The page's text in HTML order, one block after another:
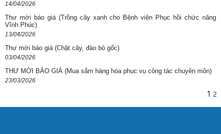
14/04/2026
Thư mời báo giá (Trồng cây xanh cho Bệnh viện Phục hồi chức năng
Vĩnh Phúc)
13/04/2026
Thư mời báo giá (Chặt cây, đào bỏ gốc)
03/04/2026
THƯ MỜI BÁO GIÁ (Mua sắm hàng hóa phục vụ công tác chuyên môn)
23/03/2026
1 2